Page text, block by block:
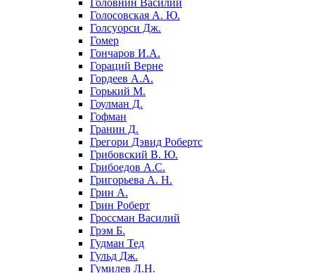
Головнин Василий
Голосовская А. Ю.
Голсуорси Дж.
Гомер
Гончаров И.А.
Гораций Верне
Гордеев А.А.
Горький М.
Гоулман Д.
Гофман
Гранин Д.
Грегори Дэвид Робертс
Грибовский В. Ю.
Грибоедов А.С.
Григорьева А. Н.
Грин А.
Грин Роберт
Гроссман Василий
Грэм Б.
Гудман Тед
Гульд Дж.
Гумилев Л.Н.